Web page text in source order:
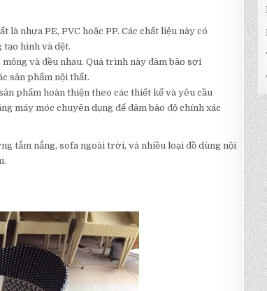
nhựa PE, PVC hoặc PP. Các chất liệu này có
tạo hình và dệt.
và đều nhau. Quá trình này đảm bảo sợi
sản phẩm nội thất.
phẩm hoàn thiện theo các thiết kế và yêu cầu
máy móc chuyên dụng để đảm bảo độ chính xác
tắm nắng, sofa ngoài trời, và nhiều loại đồ dùng nội